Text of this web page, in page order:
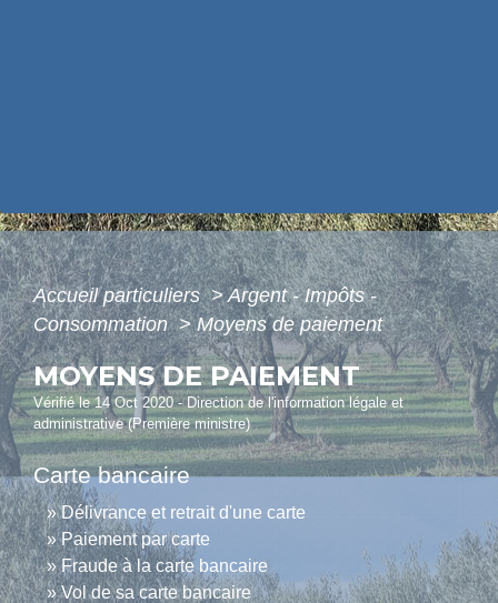
Accueil particuliers> Argent - Impôts -
Consommation> Moyens de paiement
MOYENS DE PAIEMENT
Vérifié le 14 Oct 2020 - Direction de l'information légale et
administrative (Première ministre)
Carte bancaire
Délivrance et retrait d'une carte
Paiement par carte
Fraude à la carte bancaire
Vol de sa carte bancaire